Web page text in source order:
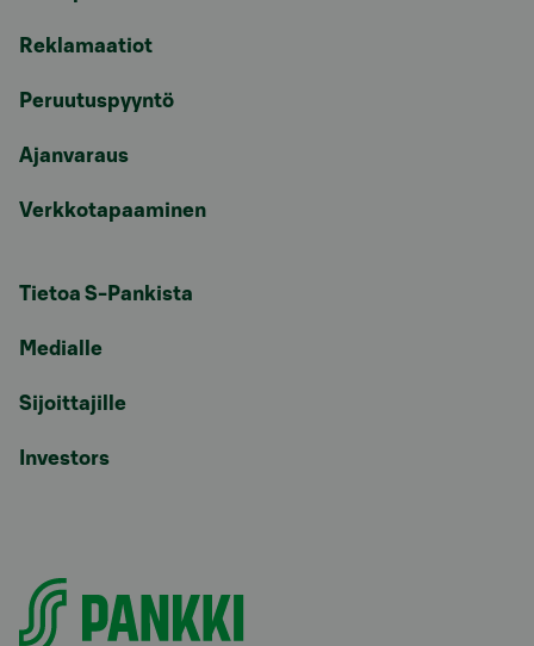
Reklamaatiot
Peruutuspyyntö
Ajanvaraus
Verkkotapaaminen
Tietoa S-Pankista
Medialle
Sijoittajille
Investors